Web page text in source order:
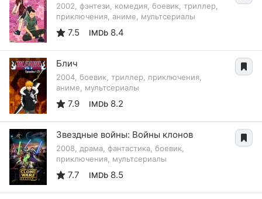
2002, фэнтези, комедия, боевик, триллер,
приключения, аниме, мультсериалы
7.5 IMDb 8.4
Блич
2004, боевик, триллер, приключения,
аниме, мультсериалы
7.9 IMDb 8.2
Звездные войны: Войны клонов
2008, драма, фантастика, боевик,
приключения, мультсериалы
7.7 IMDb 8.5